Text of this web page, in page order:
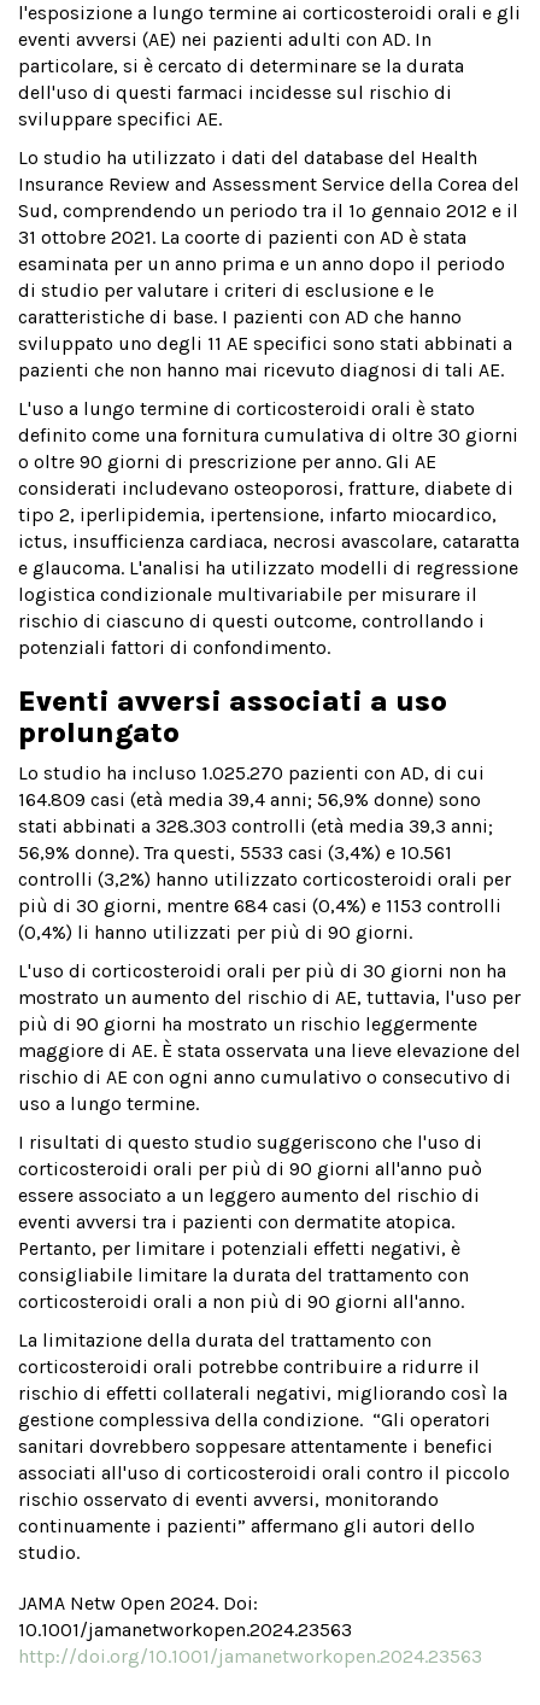
l'esposizione a lungo termine ai corticosteroidi orali e gli
eventi avversi (AE) nei pazienti adulti con AD. In
particolare, si è cercato di determinare se la durata
dell'uso di questi farmaci incidesse sul rischio di
sviluppare specifici AE.
Lo studio ha utilizzato i dati del database del Health
Insurance Review and Assessment Service della Corea del
Sud, comprendendo un periodo tra il 1º gennaio 2012 e il
31 ottobre 2021. La coorte di pazienti con AD è stata
esaminata per un anno prima e un anno dopo il periodo
di studio per valutare i criteri di esclusione e le
caratteristiche di base. I pazienti con AD che hanno
sviluppato uno degli 11 AE specifici sono stati abbinati a
pazienti che non hanno mai ricevuto diagnosi di tali AE.
L'uso a lungo termine di corticosteroidi orali è stato
definito come una fornitura cumulativa di oltre 30 giorni
o oltre 90 giorni di prescrizione per anno. Gli AE
considerati includevano osteoporosi, fratture, diabete di
tipo 2, iperlipidemia, ipertensione, infarto miocardico,
ictus, insufficienza cardiaca, necrosi avascolare, cataratta
e glaucoma. L'analisi ha utilizzato modelli di regressione
logistica condizionale multivariabile per misurare il
rischio di ciascuno di questi outcome, controllando i
potenziali fattori di confondimento.
Eventi avversi associati a uso
prolungato
Lo studio ha incluso 1.025.270 pazienti con AD, di cui
164.809 casi (età media 39,4 anni; 56,9% donne) sono
stati abbinati a 328.303 controlli (età media 39,3 anni;
56,9% donne). Tra questi, 5533 casi (3,4%) e 10.561
controlli (3,2%) hanno utilizzato corticosteroidi orali per
più di 30 giorni, mentre 684 casi (0,4%) e 1153 controlli
(0,4%) li hanno utilizzati per più di 90 giorni.
L'uso di corticosteroidi orali per più di 30 giorni non ha
mostrato un aumento del rischio di AE, tuttavia, l'uso per
più di 90 giorni ha mostrato un rischio leggermente
maggiore di AE. È stata osservata una lieve elevazione del
rischio di AE con ogni anno cumulativo o consecutivo di
uso a lungo termine.
I risultati di questo studio suggeriscono che l'uso di
corticosteroidi orali per più di 90 giorni all'anno può
essere associato a un leggero aumento del rischio di
eventi avversi tra i pazienti con dermatite atopica.
Pertanto, per limitare i potenziali effetti negativi, è
consigliabile limitare la durata del trattamento con
corticosteroidi orali a non più di 90 giorni all'anno.
La limitazione della durata del trattamento con
corticosteroidi orali potrebbe contribuire a ridurre il
rischio di effetti collaterali negativi, migliorando così la
gestione complessiva della condizione. “Gli operatori
sanitari dovrebbero soppesare attentamente i benefici
associati all'uso di corticosteroidi orali contro il piccolo
rischio osservato di eventi avversi, monitorando
continuamente i pazienti” affermano gli autori dello
studio.
JAMA Netw Open 2024. Doi:
10.1001/jamanetworkopen.2024.23563
http://doi.org/10.1001/jamanetworkopen.2024.23563